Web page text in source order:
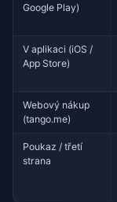
Google Play)
V aplikaci (iOS /
App Store)
Webový nákup
(tango.me)
Poukaz / třetí
strana